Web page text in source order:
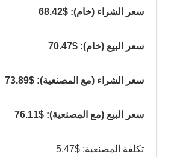
سعر الشراء (خام): $68.42
سعر البيع (خام): $70.47
سعر الشراء (مع المصنعية): $73.89
سعر البيع (مع المصنعية): $76.11
تكلفة المصنعية: $5.47